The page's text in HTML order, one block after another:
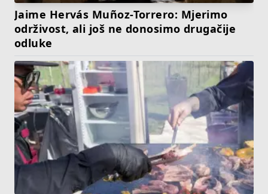
Jaime Hervás Muñoz-Torrero: Mjerimo
održivost, ali još ne donosimo drugačije
odluke